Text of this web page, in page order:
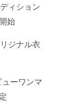
ィション
始
ジナル衣
ーワンマ